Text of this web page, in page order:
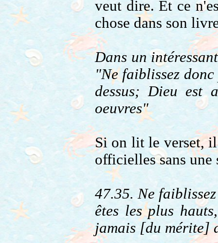
veut dire. Et ce
chose dans son
Dans un
"Ne faiblissez
dessus; Dieu est
oeuvres"
Si on lit le verset,
officielles sans
47.35. Ne
êtes les plus
jamais [du mérite]